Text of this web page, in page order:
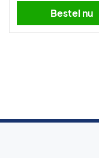
Bestel nu